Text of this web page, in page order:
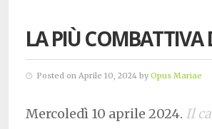
LA PIÙ COMBATTIVA
Posted on Aprile 10, 2024 by Opus Mariae
Mercoledì 10 aprile 2024. Il